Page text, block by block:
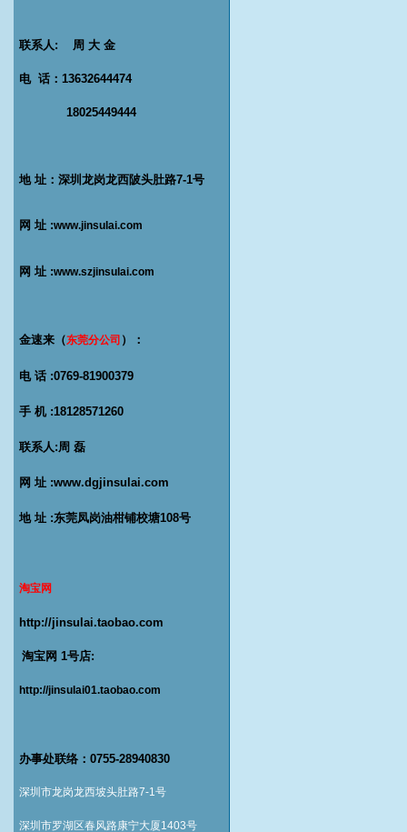
联系人: 周 大 金
电 话：13632644474
18025449444
地 址：深圳龙岗龙西陂头肚路7-1号
网 址 :www.jinsulai.com
网 址 :www.szjinsulai.com
金速来（东莞分公司 ）：
电 话 :0769-81900379
手 机 :18128571260
联系人:周 磊
网 址 :www.dgjinsulai.com
地 址 :东莞凤岗油柑铺校塘108号
淘宝网
http://jinsulai.taobao.com
淘宝网 1号店:
http://jinsulai01.taobao.com
办事处联络：0755-28940830
深圳市龙岗龙西坡头肚路7-1号
深圳市罗湖区春风路康宁大厦1403号